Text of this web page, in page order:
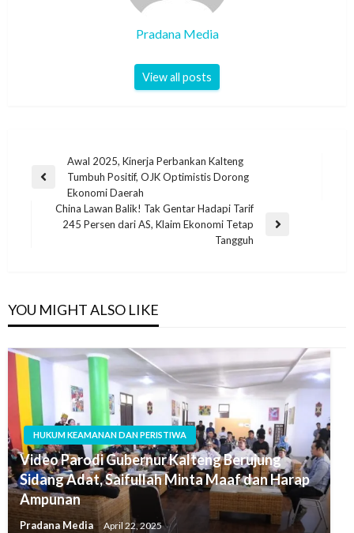
Pradana Media
View all posts
Awal 2025, Kinerja Perbankan Kalteng
Tumbuh Positif, OJK Optimistis Dorong
Ekonomi Daerah
China Lawan Balik! Tak Gentar Hadapi Tarif
245 Persen dari AS, Klaim Ekonomi Tetap
Tangguh
YOU MIGHT ALSO LIKE
HUKUM KEAMANAN DAN PERISTIWA
Video Parodi Gubernur Kalteng Berujung
Sidang Adat, Saifullah Minta Maaf dan Harap
Ampunan
Pradana Media April 22, 2025